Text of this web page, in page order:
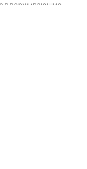
+
3A / 9V 2A (20 Вт
/ 7,5 Вт / 10 Вт /
мм;